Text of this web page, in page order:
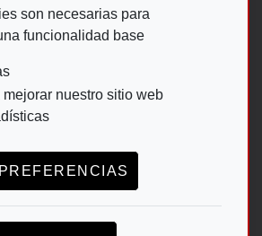
son necesarias para
funcionalidad base
mejorar nuestro sitio web
AVISO LEGAL
PRIVACIDADE